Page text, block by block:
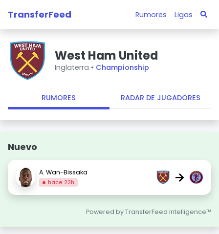
TransferFeed Rumores Ligas
West Ham United
Inglaterra • Championship
RUMORES RADAR DE JUGADORES
Nuevo
A. Wan-Bissaka
hace 22h →
Powered by TransferFeed Intelligence™